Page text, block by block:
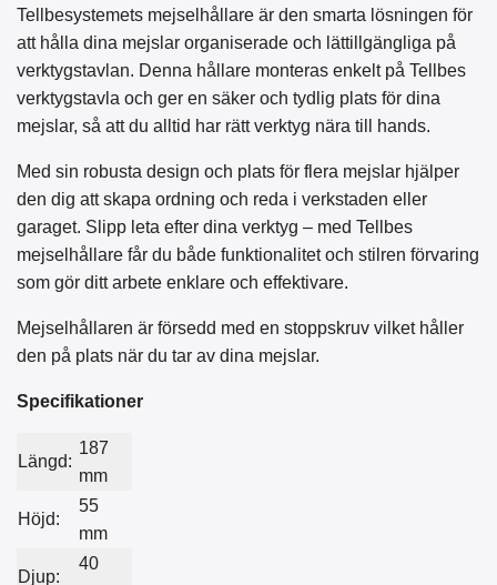
Tellbesystemets mejselhållare är den smarta lösningen för
att hålla dina mejslar organiserade och lättillgängliga på
verktygstavlan. Denna hållare monteras enkelt på Tellbes
verktygstavla och ger en säker och tydlig plats för dina
mejslar, så att du alltid har rätt verktyg nära till hands.
Med sin robusta design och plats för flera mejslar hjälper
den dig att skapa ordning och reda i verkstaden eller
garaget. Slipp leta efter dina verktyg – med Tellbes
mejselhållare får du både funktionalitet och stilren förvaring
som gör ditt arbete enklare och effektivare.
Mejselhållaren är försedd med en stoppskruv vilket håller
den på plats när du tar av dina mejslar.
Specifikationer
Längd:
187
mm
Höjd:
55
mm
Djup:
40